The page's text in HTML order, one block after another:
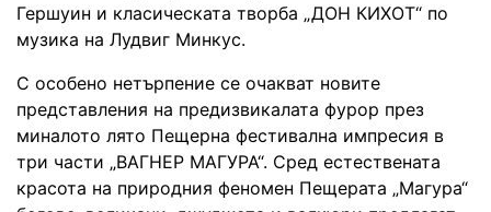
Гершуин и класическата творба „ДОН КИХОТ“ по
музика на Лудвиг Минкус.
С особено нетърпение се очакват новите
представления на предизвикалата фурор през
миналото лято Пещерна фестивална импресия в
три части „ВАГНЕР МАГУРА“. Сред естествената
красота на природния феномен Пещерата „Магура“